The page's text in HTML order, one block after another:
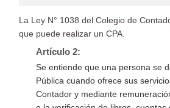
La Ley N° 1038 del Colegio de
que puede realizar un CPA.
Artículo 2:
Se entiende que una persona se
Pública cuando ofrece sus
Contador y mediante